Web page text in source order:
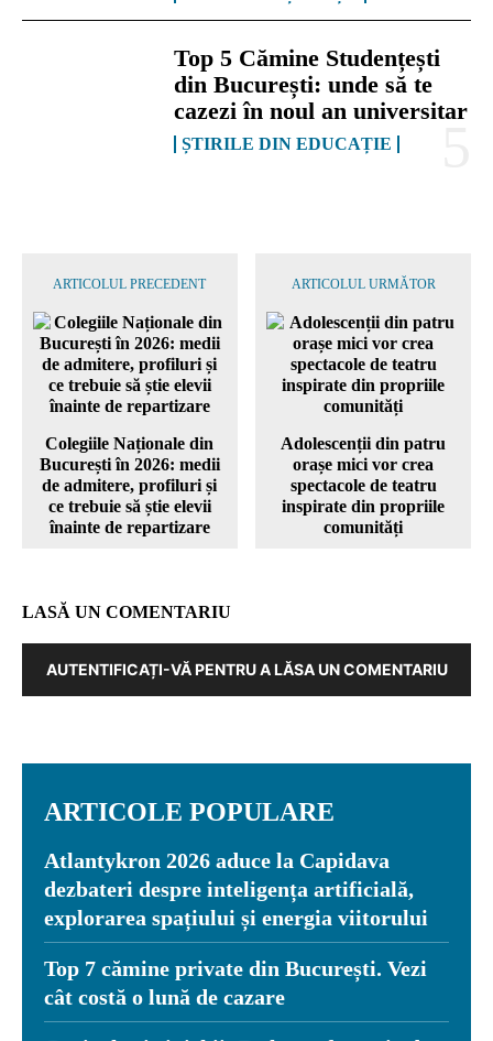
Top 5 Cămine Studențești
din București: unde să te
cazezi în noul an universitar
ȘTIRILE DIN EDUCAȚIE
ARTICOLUL PRECEDENT
Colegiile Naționale din
București în 2026: medii
de admitere, profiluri și
ce trebuie să știe elevii
înainte de repartizare
ARTICOLUL URMĂTOR
Adolescenții din patru
orașe mici vor crea
spectacole de teatru
inspirate din propriile
comunități
LASĂ UN COMENTARIU
AUTENTIFICAȚI-VĂ PENTRU A LĂSA UN COMENTARIU
ARTICOLE POPULARE
Atlantykron 2026 aduce la Capidava
dezbateri despre inteligența artificială,
explorarea spațiului și energia viitorului
Top 7 cămine private din București. Vezi
cât costă o lună de cazare